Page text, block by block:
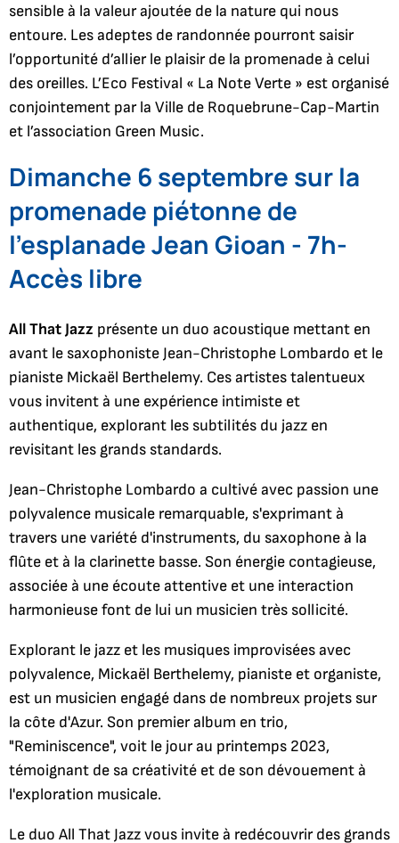
sensible à la valeur ajoutée de la nature qui nous
entoure. Les adeptes de randonnée pourront saisir
l’opportunité d’allier le plaisir de la promenade à celui
des oreilles. L’Eco Festival « La Note Verte » est organisé
conjointement par la Ville de Roquebrune-Cap-Martin
et l’association Green Music.
Dimanche 6 septembre sur la
promenade piétonne de
l’esplanade Jean Gioan - 7h-
Accès libre
All That Jazz présente un duo acoustique mettant en
avant le saxophoniste Jean-Christophe Lombardo et le
pianiste Mickaël Berthelemy. Ces artistes talentueux
vous invitent à une expérience intimiste et
authentique, explorant les subtilités du jazz en
revisitant les grands standards.
Jean-Christophe Lombardo a cultivé avec passion une
polyvalence musicale remarquable, s'exprimant à
travers une variété d'instruments, du saxophone à la
flûte et à la clarinette basse. Son énergie contagieuse,
associée à une écoute attentive et une interaction
harmonieuse font de lui un musicien très sollicité.
Explorant le jazz et les musiques improvisées avec
polyvalence, Mickaël Berthelemy, pianiste et organiste,
est un musicien engagé dans de nombreux projets sur
la côte d'Azur. Son premier album en trio,
"Reminiscence", voit le jour au printemps 2023,
témoignant de sa créativité et de son dévouement à
l'exploration musicale.
Le duo All That Jazz vous invite à redécouvrir des grands